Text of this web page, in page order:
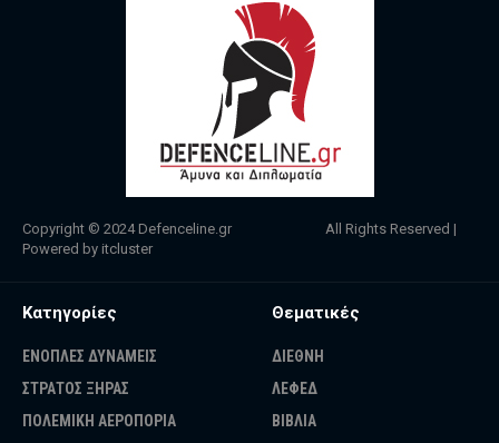
Copyright © 2024 Defenceline.gr All Rights Reserved |
Powered by itcluster
Κατηγορίες
ΕΝΟΠΛΕΣ ΔΥΝΑΜΕΙΣ
ΣΤΡΑΤΟΣ ΞΗΡΑΣ
ΠΟΛΕΜΙΚΗ ΑΕΡΟΠΟΡΙΑ
Θεματικές
ΔΙΕΘΝΗ
ΛΕΦΕΔ
ΒΙΒΛΙΑ